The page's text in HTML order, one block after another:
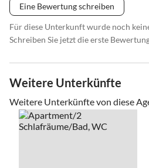
Eine Bewertung schreiben
Für diese Unterkunft wurde noch
Schreiben Sie jetzt die erste
Weitere Unterkünfte
Weitere Unterkünfte von diese